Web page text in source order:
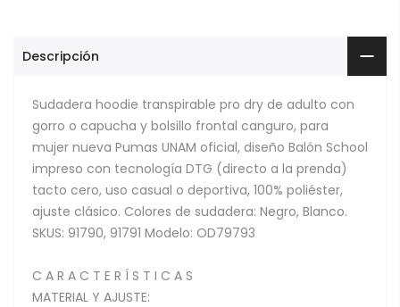
Descripción
Sudadera hoodie transpirable pro dry de adulto con
gorro o capucha y bolsillo frontal canguro, para
mujer nueva Pumas UNAM oficial, diseño Balón School
impreso con tecnología DTG (directo a la prenda)
tacto cero, uso casual o deportiva, 100% poliéster,
ajuste clásico. Colores de sudadera: Negro, Blanco.
SKUS: 91790, 91791 Modelo: OD79793
C A R A C T E R Í S T I C A S
MATERIAL Y AJUSTE: